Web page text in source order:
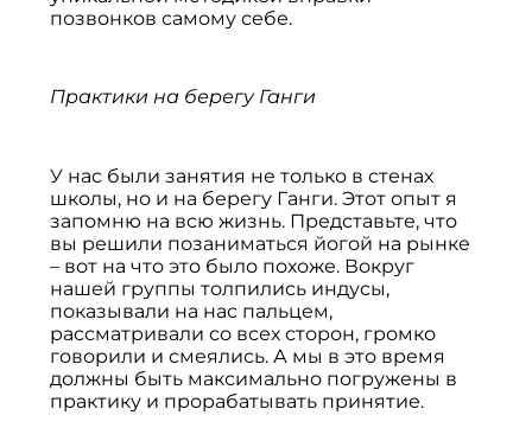
позвонков самому себе.
Практики на берегу Ганги
У нас были занятия не только в стенах
школы, но и на берегу Ганги. Этот опыт я
запомню на всю жизнь. Представьте, что
вы решили позаниматься йогой на рынке
– вот на что это было похоже. Вокруг
нашей группы толпились индусы,
показывали на нас пальцем,
рассматривали со всех сторон, громко
говорили и смеялись. А мы в это время
должны быть максимально погружены в
практику и прорабатывать принятие.